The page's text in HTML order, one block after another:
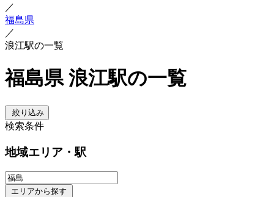
／
福島県
／
浪江駅の一覧
福島県 浪江駅の一覧
絞り込み
検索条件
地域エリア・駅
エリアから探す